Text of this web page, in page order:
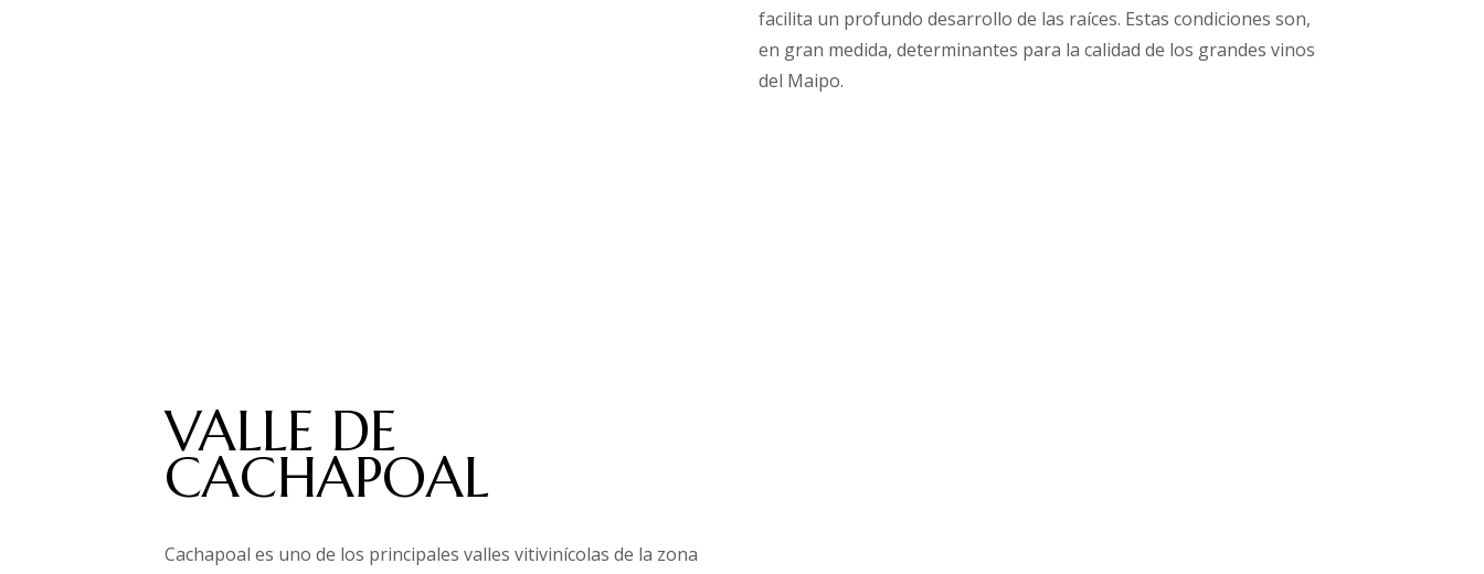
facilita un profundo desarrollo de las raíces. Estas condiciones son,
en gran medida, determinantes para la calidad de los grandes vinos
del Maipo.
VALLE DE
CACHAPOAL
Cachapoal es uno de los principales valles vitivinícolas de la zona